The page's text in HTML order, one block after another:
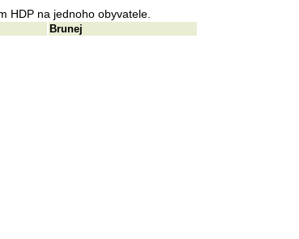
HDP na jednoho obyvatele.
Brunej